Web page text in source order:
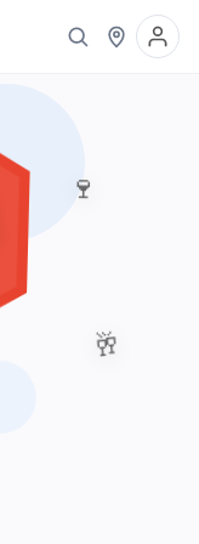
🍷
🥂